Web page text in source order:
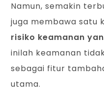
Namun, semakin
juga membawa satu
risiko keamanan
inilah keamanan
sebagai fitur
utama.